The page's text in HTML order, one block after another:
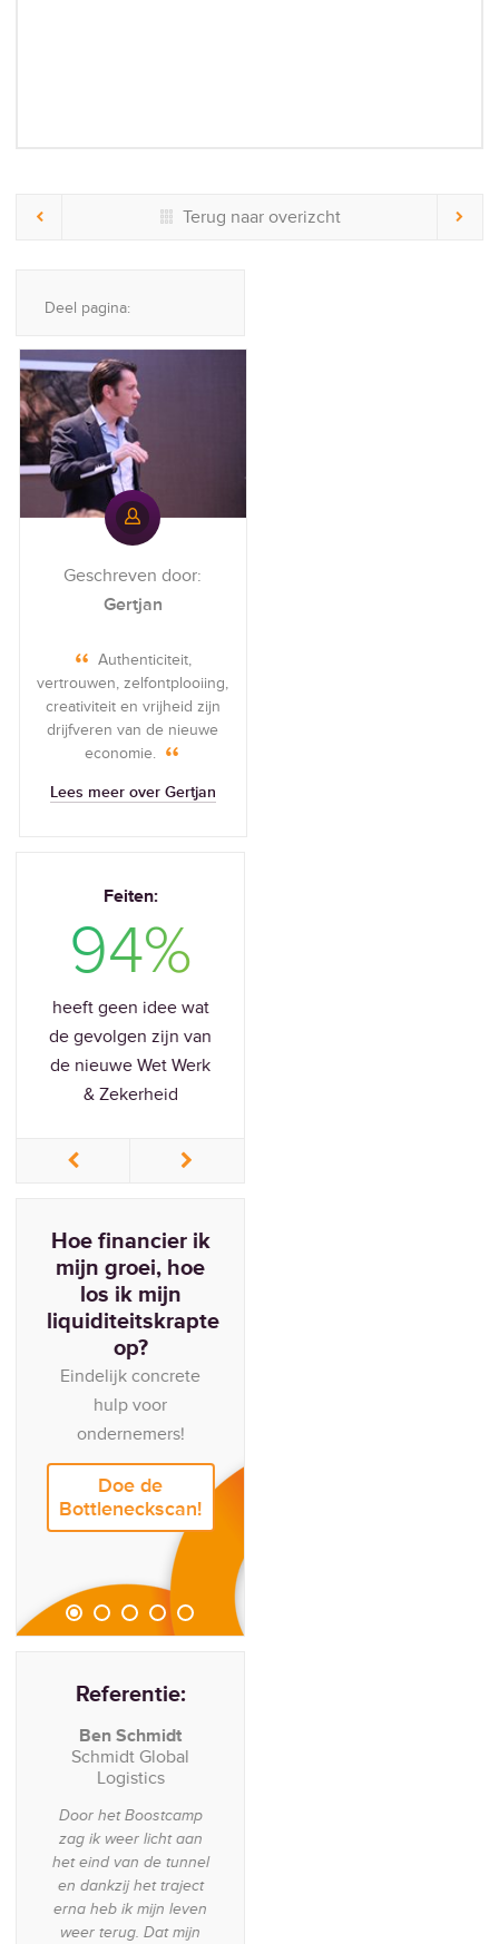
Terug naar overizcht
Deel pagina:
Geschreven door:
Gertjan
Authenticiteit,
vertrouwen, zelfontplooiing,
creativiteit en vrijheid zijn
drijfveren van de nieuwe
economie.
Lees meer over Gertjan
Feiten:
94%
heeft geen idee wat
de gevolgen zijn van
de nieuwe Wet Werk
& Zekerheid
Hoe financier ik
mijn groei, hoe
los ik mijn
liquiditeitskrapte
op?
Eindelijk concrete
hulp voor
ondernemers!
Doe de
Bottleneckscan!
Referentie:
Ben Schmidt
Schmidt Global
Logistics
Door het Boostcamp
zag ik weer licht aan
het eind van de tunnel
en dankzij het traject
erna heb ik mijn leven
weer terug. Dat mijn